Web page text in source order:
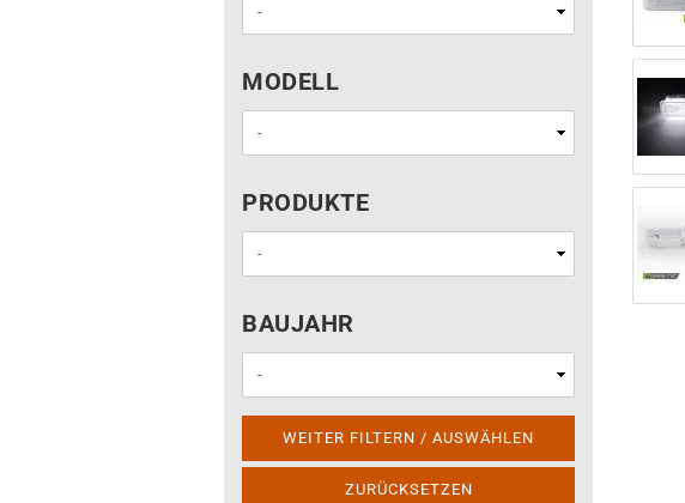
MODELL
MODELL
PRODUKTE
PRODUKTE
BAUJAHR
BAUJAHR
WEITER FILTERN / AUSWÄHLEN
ZURÜCKSETZEN